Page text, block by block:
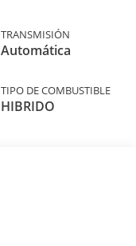
TRANSMISIÓN
Automática
TIPO DE COMBUSTIBLE
HIBRIDO